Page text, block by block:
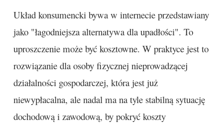
Układ konsumencki bywa w internecie przedstawiany
jako "łagodniejsza alternatywa dla upadłości". To
uproszczenie może być kosztowne. W praktyce jest to
rozwiązanie dla osoby fizycznej nieprowadzącej
działalności gospodarczej, która jest już
niewypłacalna, ale nadal ma na tyle stabilną sytuację
dochodową i zawodową, by pokryć koszty